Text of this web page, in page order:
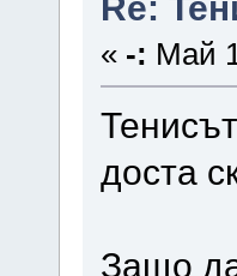
« -: Май
доста
Защо